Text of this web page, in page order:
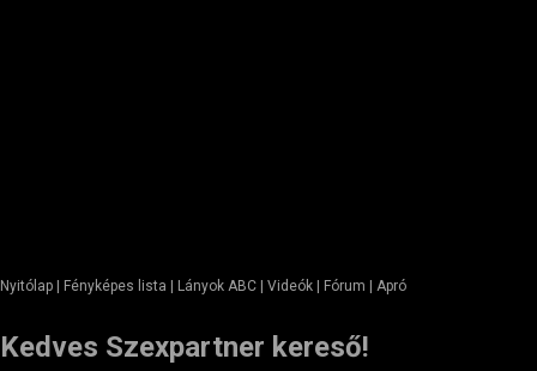
Nyitólap | Fényképes lista | Lányok ABC | Videók | Fórum | Apró
Kedves Szexpartner kereső!